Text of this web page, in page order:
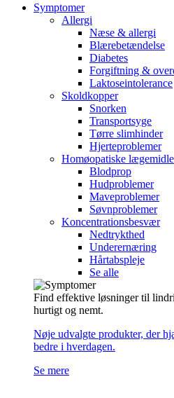
Symptomer
Allergi
Næse & allergi
Blærebetændelse
Diabetes
Forgiftning &
Laktoseintolerance
Skoldkopper
Snorken
Transportsyge
Tørre slimhinder
Hjerteproblemer
Homøopatiske
Blodprop
Hudproblemer
Maveproblemer
Søvnproblemer
Koncentrationsbesvær
Nedtrykthed
Underernæring
Hårtabspleje
Se alle
Find effektive løsninger til
hurtigt og nemt.
Nøje udvalgte produkter, der
bedre i hverdagen.
Se mere